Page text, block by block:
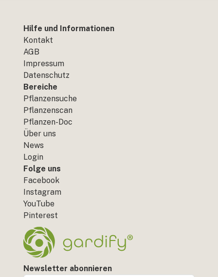
Hilfe und Informationen
Kontakt
AGB
Impressum
Datenschutz
Bereiche
Pflanzensuche
Pflanzenscan
Pflanzen-Doc
Über uns
News
Login
Folge uns
Facebook
Instagram
YouTube
Pinterest
Newsletter abonnieren